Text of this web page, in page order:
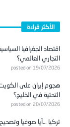
الأكثر قراءة
اقتصاد الجغرافيا
التجاري العالمي؟
posted on 19/07/2026
هجوم إيران على
التحتية في الخليج؟
posted on 20/07/2026
تركيا …آيا صوفيا